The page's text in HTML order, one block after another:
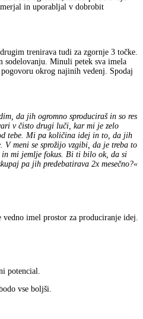
in uporabljal v dobrobit
trenirava tudi za zgornje 3 točke.
sodelovanju. Minuli petek sva imela
okrog najinih vedenj. Spodaj
da jih ogromno sproduciraš in so res
v čisto drugi luči, kar mi je zelo
tebe. Mi pa količina idej in to, da jih
V meni se sprožijo vzgibi, da je treba to
in mi jemlje fokus. Bi ti bilo ok, da si
pa jih predebatirava 2x mesečno?«
imel prostor za produciranje idej.
potencial.
vse boljši.